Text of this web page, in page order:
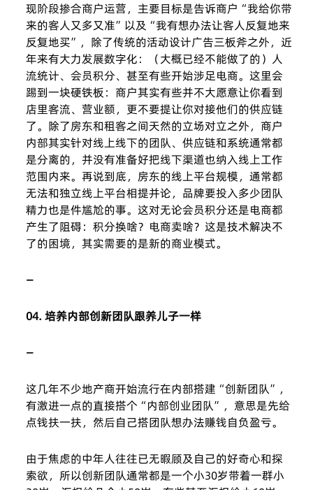
现阶段掺合商户运营，主要目标是告诉商户“我给你带
来的客人又多又准”以及“我有想办法让客人反复地来
反复地买”，除了传统的活动设计广告三板斧之外，近
年来有大力发展数字化：（大概已经不能做了的）人
流统计、会员积分、甚至有些开始涉足电商。这里会
踢到一块硬铁板：商户其实有些并不大愿意让你看到
店里客流、营业额，更不要提让你对接他们的供应链
了。除了房东和租客之间天然的立场对立之外，商户
内部其实针对线上线下的团队、供应链和系统通常都
是分离的，并没有准备好把线下渠道也纳入线上工作
范围内来。再说到底，房东的线上平台规模，通常都
无法和独立线上平台相提并论，品牌要投入多少团队
精力也是件尴尬的事。这对无论会员积分还是电商都
产生了阻碍：积分换啥？电商卖啥？这是技术解决不
了的困境，其实需要的是新的商业模式。
—
04. 培养内部创新团队跟养儿子一样
—
这几年不少地产商开始流行在内部搭建“创新团队”，
有激进一点的直接搭个“内部创业团队”，意思是先给
点钱扶一扶，然后自己搭团队想办法赚钱自负盈亏。
由于焦虑的中年人往往已无暇顾及自己的好奇心和探
索欲，所以创新团队通常都是一个小30岁带着一群小